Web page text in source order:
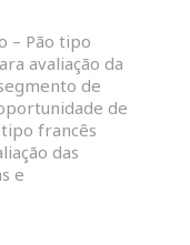
– Pão tipo
avaliação da
de
de
francês
das
e